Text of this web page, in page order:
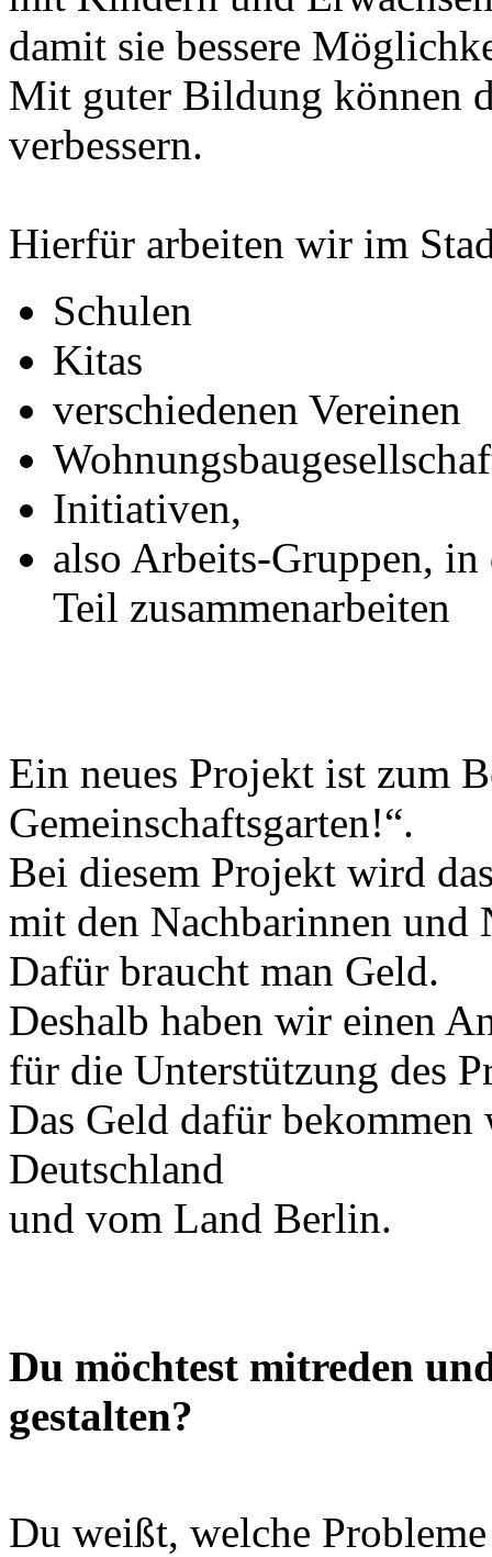
damit sie bessere
Mit guter Bildung können
verbessern.
Hierfür arbeiten wir im
Schulen
Kitas
verschiedenen Vereinen
Initiativen,
also Arbeits-Gruppen, in
Teil zusammenarbeiten
Ein neues Projekt ist zum
Gemeinschaftsgarten!“.
Bei diesem Projekt wird
mit den Nachbarinnen und
Dafür braucht man Geld.
Deshalb haben wir einen
für die Unterstützung des
Das Geld dafür
Deutschland
und vom Land Berlin.
Du möchtest mitreden
gestalten?
Du weißt, welche